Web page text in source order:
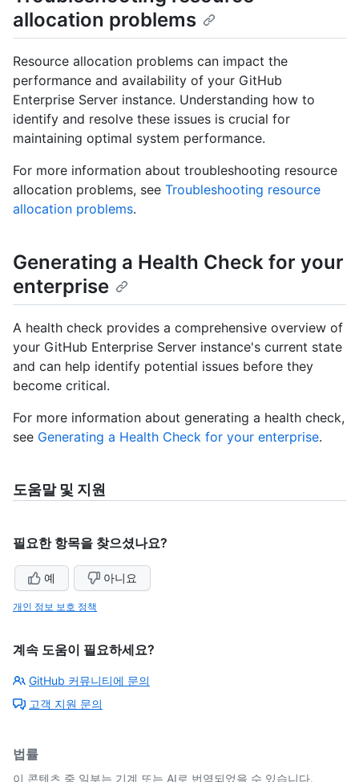
allocation problems
Resource allocation problems can impact the
performance and availability of your GitHub
Enterprise Server instance. Understanding how to
identify and resolve these issues is crucial for
maintaining optimal system performance.
For more information about troubleshooting resource
allocation problems, see Troubleshooting resource
allocation problems.
Generating a Health Check for your
enterprise
A health check provides a comprehensive overview of
your GitHub Enterprise Server instance's current state
and can help identify potential issues before they
become critical.
For more information about generating a health check,
see Generating a Health Check for your enterprise.
도움말 및 지원
필요한 항목을 찾으셨나요?
예 아니요
개인 정보 보호 정책
계속 도움이 필요하세요?
GitHub 커뮤니티에 문의
고객 지원 문의
법률
이 콘텐츠 중 일부는 기계 또는 AI로 번역되었을 수 있습니다.